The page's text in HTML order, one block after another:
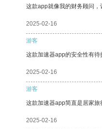
这款app就像我的财务顾问，
2025-02-16
游客
这款加速器app的安全性有待
2025-02-16
游客
这款加速器app简直是居家旅
2025-02-16